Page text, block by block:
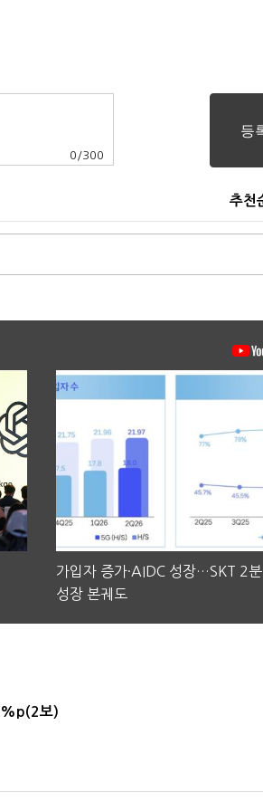
0 /300
추천
가입자 증가·AIDC 성장…SKT 2
성장 본궤도
보)